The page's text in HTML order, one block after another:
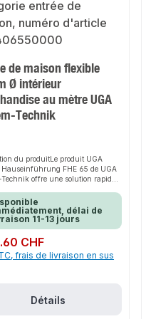
de maison flexible
Ø intérieur
au mètre UGA
Technik
du produitLe produit UGA
Hauseinführung FHE 65 de UGA
Technik offre une solution rapide,
dans les bâtiments. Grâce à
de gaines robustes, il assure
parfait et s'adapte de manière
différents environnements
Sa conception robuste et son
facile font de ce produit un choix
toute installation. Sa grande
facilement à différentes
délai de
11-13 jours
: CHF
frais de livraison en sus
Détails